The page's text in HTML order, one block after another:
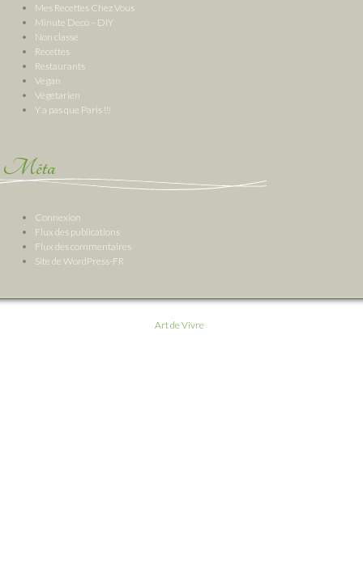
Mes Recettes Chez Vous
Minute Deco – DIY
Non classé
Recettes
Restaurants
Vegan
Végétarien
Y a pas que Paris !!!
Méta
Connexion
Flux des publications
Flux des commentaires
Site de WordPress-FR
Art de Vivre